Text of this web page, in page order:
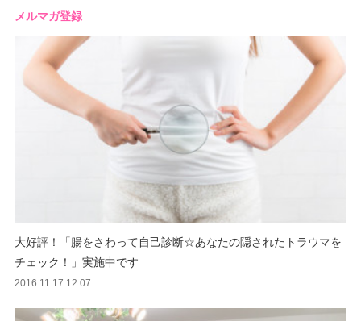
メルマガ登録
大好評！「腸をさわって自己診断☆あなたの隠されたトラウマを
チェック！」実施中です
2016.11.17 12:07